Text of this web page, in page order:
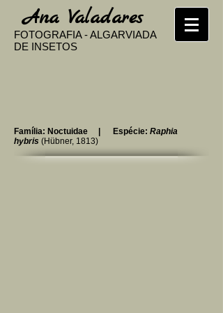
​Ana Valadares
FOTOGRAFIA - ALGARVIADA
DE INSETOS
Família: Noctuidae | Espécie: Raphia
hybris (Hübner, 1813)